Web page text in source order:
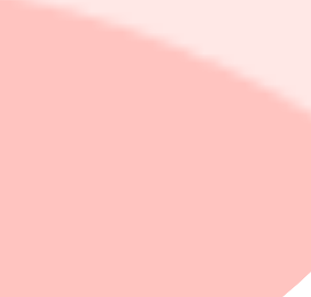
under våren. Fondbolagets